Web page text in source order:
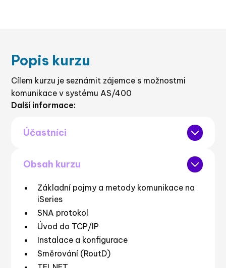
Popis kurzu
Cílem kurzu je seznámit zájemce s možnostmi
komunikace v systému AS/400
Další informace:
Účastníci
Obsah kurzu
Základní pojmy a metody komunikace na
iSeries
SNA protokol
Úvod do TCP/IP
Instalace a konfigurace
Směrování (RoutD)